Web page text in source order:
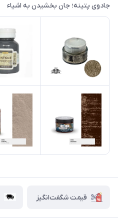
جادوی پتینه؛ جان بخشیدن به اشیاء
قیمت شگفت‌انگیز